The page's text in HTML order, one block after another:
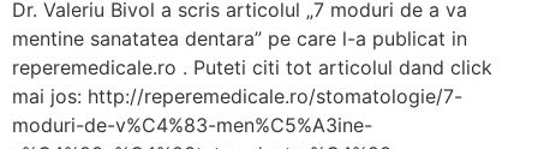
Dr. Valeriu Bivol a scris articolul „7 moduri de a va
mentine sanatatea dentara” pe care l-a publicat in
reperemedicale.ro . Puteti citi tot articolul dand click
mai jos: http://reperemedicale.ro/stomatologie/7-
moduri-de-v%C4%83-men%C5%A3ine-